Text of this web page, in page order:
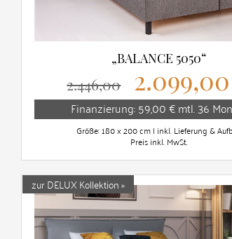
„BALANCE 5050“
2.446,00
Finanzierung: 59,00 € mtl. 36
Größe: 180 x 200 cm | inkl. Lieferung &
Preis inkl. MwSt.
zur DELUX Kollektion »